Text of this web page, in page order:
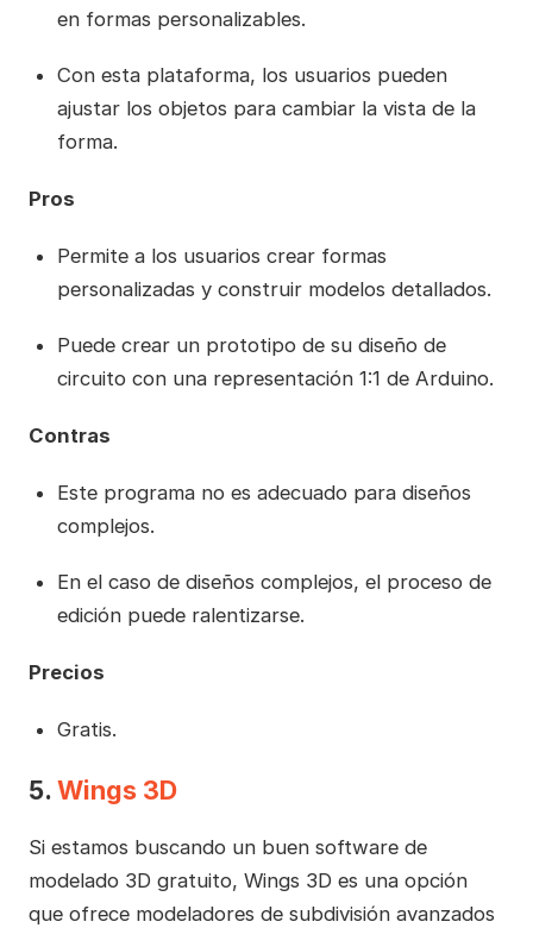
en formas personalizables.
Con esta plataforma, los usuarios pueden
ajustar los objetos para cambiar la vista de la
forma.
Pros
Permite a los usuarios crear formas
personalizadas y construir modelos detallados.
Puede crear un prototipo de su diseño de
circuito con una representación 1:1 de Arduino.
Contras
Este programa no es adecuado para diseños
complejos.
En el caso de diseños complejos, el proceso de
edición puede ralentizarse.
Precios
Gratis.
5.Wings 3D
Si estamos buscando un buen software de
modelado 3D gratuito, Wings 3D es una opción
que ofrece modeladores de subdivisión avanzados